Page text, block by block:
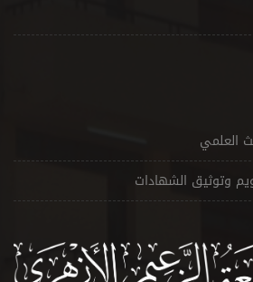
العلمي
وتوثيق الشهادات